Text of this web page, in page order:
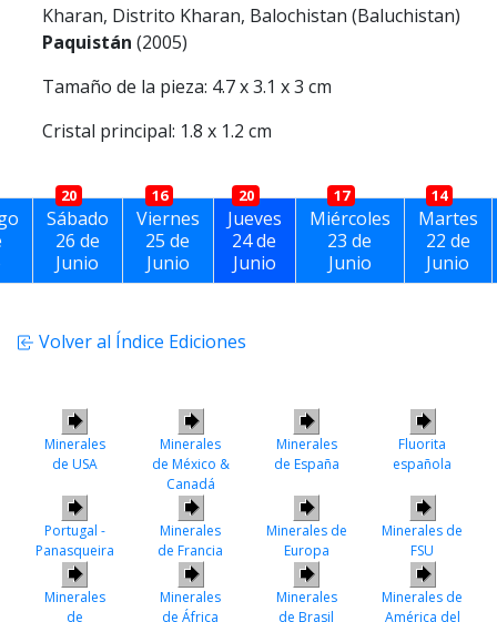
Kharan, Distrito Kharan, Balochistan (Baluchistan)
Paquistán (2005)
Tamaño de la pieza: 4.7 x 3.1 x 3 cm
Cristal principal: 1.8 x 1.2 cm
20
Sábado
26 de
Junio
16
Viernes
25 de
Junio
20
Jueves
24 de
Junio
17
Miércoles
23 de
Junio
14
Martes
22 de
Junio
Volver al Índice Ediciones
Minerales
de USA
Minerales
de México &
Canadá
Minerales
de España
Fluorita
española
Portugal -
Panasqueira
Minerales
de Francia
Minerales de
Europa
Minerales de
FSU
Minerales
de
Minerales
de África
Minerales
de Brasil
Minerales de
América del